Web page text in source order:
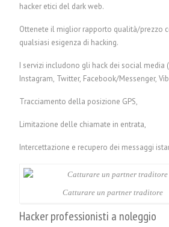
hacker etici del dark web.
Ottenete il miglior rapporto qualità/prezzo
qualsiasi esigenza di hacking.
I servizi includono gli hack dei social media
Instagram, Twitter, Facebook/Messenger,
Tracciamento della posizione GPS,
Limitazione delle chiamate in entrata,
Intercettazione e recupero dei messaggi
Catturare un partner traditore
Hacker professionisti a noleggio